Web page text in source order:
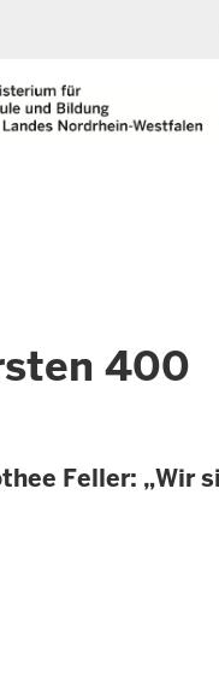
400
Feller: „Wir